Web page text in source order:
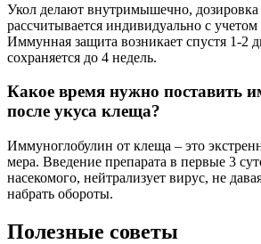
Укол делают внутримышечно, дозировка
рассчитывается индивидуально с
Иммунная защита возникает спустя 1-2
сохраняется до 4 недель.
Какое время нужно поставить
после укуса клеща?
Иммуноглобулин от клеща – это
мера. Введение препарата в первые 3
насекомого, нейтрализует вирус, не
набрать обороты.
Полезные советы